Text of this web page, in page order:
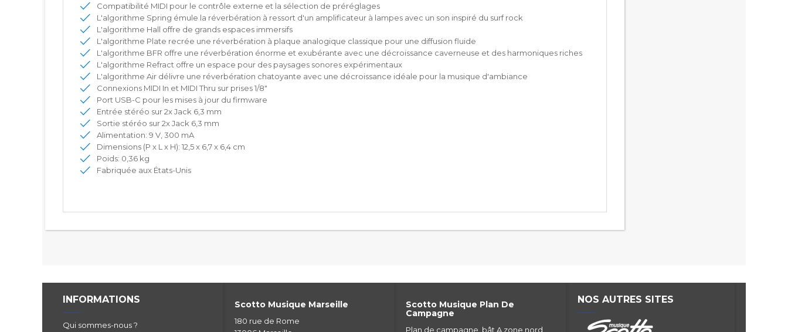
Compatibilité MIDI pour le contrôle externe et la sélection de préréglages
L'algorithme Spring émule la réverbération à ressort d'un amplificateur à lampes avec un son inspiré du surf rock
L'algorithme Hall offre de grands espaces immersifs
L'algorithme Plate recrée une réverbération à plaque analogique classique pour une diffusion fluide
L'algorithme BFR offre une réverbération énorme et exubérante avec une décroissance caverneuse et des harmoniques riches
L'algorithme Refract offre un espace pour des paysages sonores expérimentaux
L'algorithme Air délivre une réverbération chatoyante avec une décroissance idéale pour la musique d'ambiance
Connexions MIDI In et MIDI Thru sur prises 1/8"
Port USB-C pour les mises à jour du firmware
Entrée stéréo sur 2x Jack 6,3 mm
Sortie stéréo sur 2x Jack 6,3 mm
Alimentation: 9 V, 300 mA
Dimensions (P x L x H): 12,5 x 6,7 x 6,4 cm
Poids: 0,36 kg
Fabriquée aux États-Unis
INFORMATIONS
Qui sommes-nous ?
Scotto Musique Marseille
180 rue de Rome
Scotto Musique Plan De
Campagne
Plan de campagne, bât A zone nord
NOS AUTRES SITES